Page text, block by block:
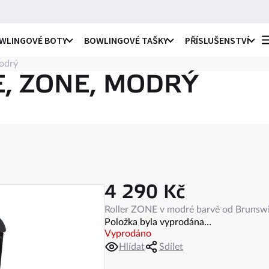
BOTY
praváky i leváky
praváky i leváky
BOWLINGOVÉ TAŠKY PŘÍSLUŠENSTVÍ
ZONE, MODRÝ
4 290 Kč
Měrná
cena:
Vyprodáno
Položka byla vyprodána…
Roller ZONE v modré barvě od
Hlídat Sdílet